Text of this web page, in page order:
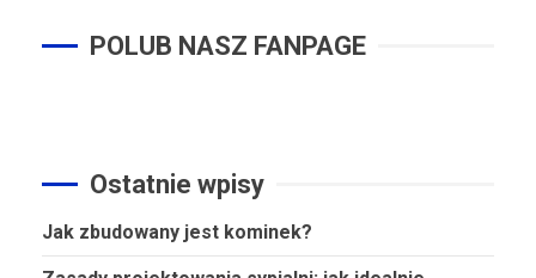
POLUB NASZ FANPAGE
Ostatnie wpisy
Jak zbudowany jest kominek?